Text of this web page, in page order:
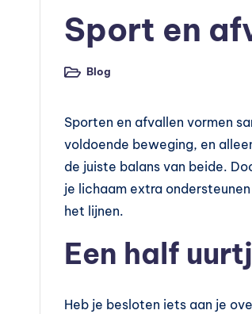
in
Sport en
Geplaatst
Blog
Sporten en afvallen vormen
voldoende beweging, en
de juiste balans van beide.
je lichaam extra
het lijnen.
Een half
Heb je besloten iets aan je